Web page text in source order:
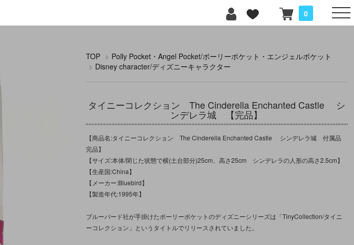
0
TOP > Polly Pocket・Angel Pocket/ポーリーポケット・エンジェルポケット
> Disney character/ディズニーキャラクター
タイニーコレクション The Cinderella Enchanted Castle シ
ンデレラ城 【完品】
【商品名:タイニーコレクション The Cinderella Enchanted Castle シンデレラ城 付属品
完品】
【サイズ:本体/閉じた状態で横(土台部分)25cm、高さ25cm シンデレラの人形の高さ2.5cm】
【生産国:China】
【メーカー:Bluebird】
【製造年代:1995年】
ブルーバード社が手掛けたポーリーポケットのディズニーシリーズは「TinyCollection/タイニ
ーコレクション」というタイトルでリリースされていました。